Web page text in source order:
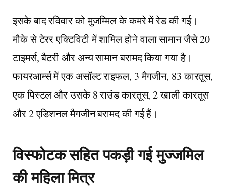
इसके बाद रविवार को मुजम्मिल के कमरे में रेड की गई।
मौके से टेरर एक्टिविटी में शामिल होने वाला सामान जैसे 20
टाइमर्स, बैटरी और अन्य सामान बरामद किया गया है।
फायरआर्म्स में एक असॉल्ट राइफल, 3 मैगजीन, 83 कारतूस,
एक पिस्टल और उसके 8 राउंड कारतूस, 2 खाली कारतूस
और 2 एडिशनल मैगजीन बरामद की गई हैं।
विस्फोटक सहित पकड़ी गई मुज्जमिल
की महिला मित्र